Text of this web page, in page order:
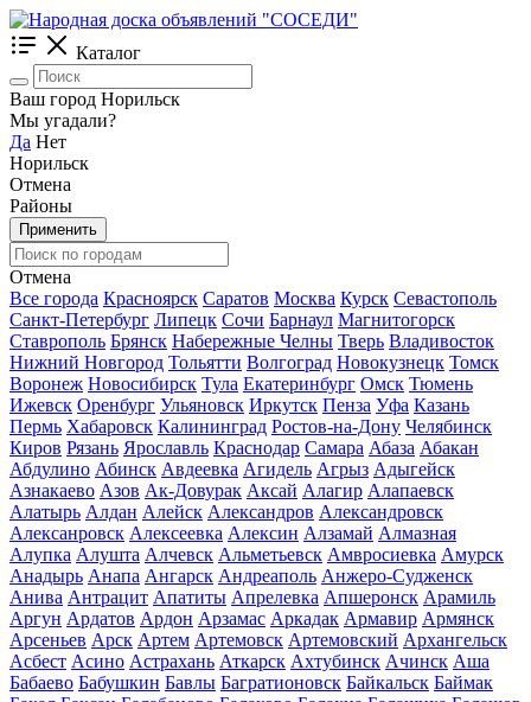
Каталог
Ваш город Норильск
Мы угадали?
Да Нет
Норильск
Отмена
Районы
Применить
Отмена
Все города Красноярск Саратов Москва Курск Севастополь
Санкт-Петербург Липецк Сочи Барнаул Магнитогорск
Ставрополь Брянск Набережные Челны Тверь Владивосток
Нижний Новгород Тольятти Волгоград Новокузнецк Томск
Воронеж Новосибирск Тула Екатеринбург Омск Тюмень
Ижевск Оренбург Ульяновск Иркутск Пенза Уфа Казань
Пермь Хабаровск Калининград Ростов-на-Дону Челябинск
Киров Рязань Ярославль Краснодар Самара Абаза Абакан
Абдулино Абинск Авдеевка Агидель Агрыз Адыгейск
Азнакаево Азов Ак-Довурак Аксай Алагир Алапаевск
Алатырь Алдан Алейск Александров Александровск
Алексанровск Алексеевка Алексин Алзамай Алмазная
Алупка Алушта Алчевск Альметьевск Амвросиевка Амурск
Анадырь Анапа Ангарск Андреаполь Анжеро-Судженск
Анива Антрацит Апатиты Апрелевка Апшеронск Арамиль
Аргун Ардатов Ардон Арзамас Аркадак Армавир Армянск
Арсеньев Арск Артем Артемовск Артемовский Архангельск
Асбест Асино Астрахань Аткарск Ахтубинск Ачинск Аша
Бабаево Бабушкин Бавлы Багратионовск Байкальск Баймак